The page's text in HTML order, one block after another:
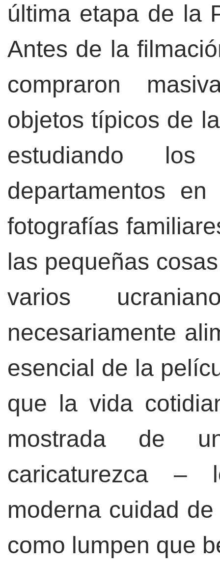
última etapa de la
Antes de la
compraron
objetos típicos de
estudiando
departamentos
fotografías
las pequeñas
varios
necesariamente
esencial de la
que la vida
mostrada de
caricaturezca –
moderna cuidad
como lumpen que